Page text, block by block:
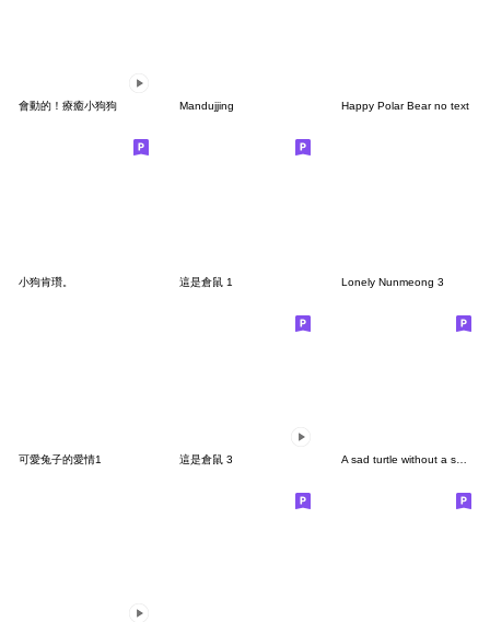
會動的！療癒小狗狗 Mandujjing Happy Polar Bear no text
小狗肯瓚。 這是倉鼠 1 Lonely Nunmeong 3
可愛兔子的愛情1 這是倉鼠 3 A sad turtle without a shell 2